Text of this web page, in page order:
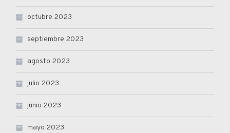
octubre 2023
septiembre 2023
agosto 2023
julio 2023
junio 2023
mayo 2023